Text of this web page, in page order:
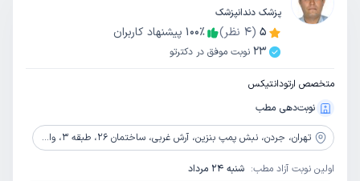
پزشک دندانپزشک
5
(
4 نظر) 100٪
پیشنهاد کاربران
23 نوبت موفق در دکترتو
متخصص ارتودانتیکس
نوبت‌دهی مطب
تهران، جردن، نبش پمپ بنزین، آرش غربی، ساختمان 26، طبقه 3، واحد 23
اولین نوبت آزاد مطب: شنبه 24 مرداد